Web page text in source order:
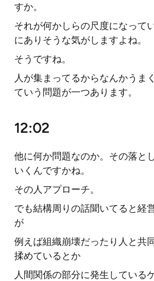
すか。
それが何かしらの尺度になって
にありそうな気がしますよね。
そうですね。
人が集まってるからなんかうま
ていう問題が一つあります。
12:02
他に何か問題なのか。その落と
いくんですかね。
その人アプローチ。
でも結構周りの話聞いてると経
が
例えば組織崩壊だったり人と共
揉めているとか
人間関係の部分に発生している